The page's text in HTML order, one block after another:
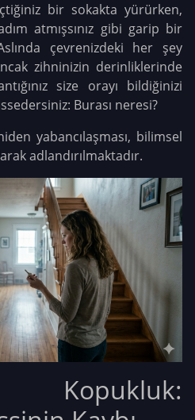
bir sokakta yürürken,
atmışsınız gibi garip bir
çevrenizdeki her şey
zihninizin derinliklerinde
size orayı bildiğinizi
Burası neresi?
yabancılaşması, bilimsel
adlandırılmaktadır.
Kopukluk: